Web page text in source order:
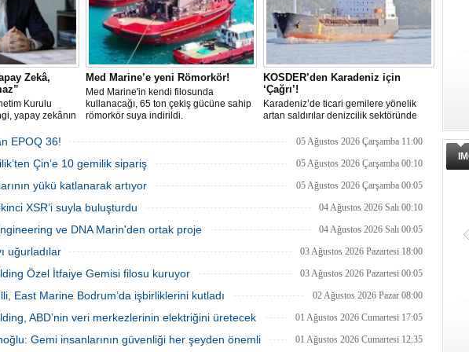
Zekâ,
Kurulu
yapay zekânın
yat
hibrit tahrik
CNN Türk'te
Med Marine’e yeni Römorkör!
Med Marine'in kendi filosunda
kullanacağı, 65 ton çekiş gücüne sahip
römorkör suya indirildi.
KOSDER’den Karadeniz için
‘Çağrı’!
Karadeniz’de ticari gemilere yönelik
artan saldırılar denizcilik sektöründe
Armatörleri ve İşletmecileri Derneği
deniz koridorlarının oluşturulması
EPOQ 36! 05 Ağustos 2026 Çarşamba 11:00
Çin’e 10 gemilik sipariş 05 Ağustos 2026 Çarşamba 00:10
yükü katlanarak artıyor 05 Ağustos 2026 Çarşamba 00:05
XSR’i suyla buluşturdu 04 Ağustos 2026 Salı 00:10
ve DNA Marin'den ortak proje 04 Ağustos 2026 Salı 00:05
uğurladılar 03 Ağustos 2026 Pazartesi 18:00
Özel İtfaiye Gemisi filosu kuruyor 03 Ağustos 2026 Pazartesi 00:05
East Marine Bodrum’da işbirliklerini kutladı 02 Ağustos 2026 Pazar 08:00
ABD’nin veri merkezlerinin elektriğini üretecek 01 Ağustos 2026 Cumartesi 17:05
Gemi insanlarının güvenliği her şeyden önemli 01 Ağustos 2026 Cumartesi 12:35